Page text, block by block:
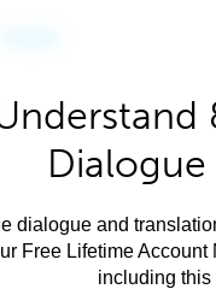
Dialogue
dialogue and
Free Lifetime
including this